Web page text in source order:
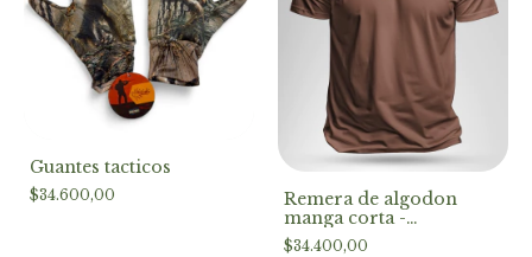
Guantes tacticos
$34.600,00
Remera de algodon
manga corta -
HEXAGONOS-
$34.400,00